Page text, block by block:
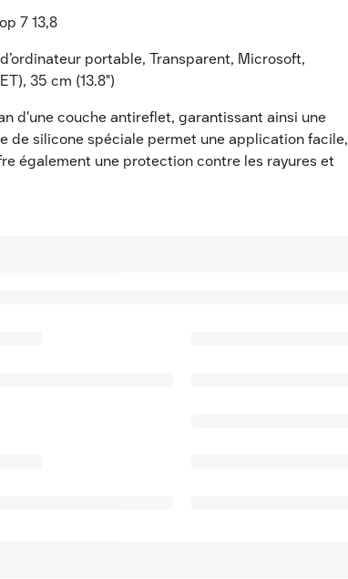
7 13,8
portable, Transparent, Microsoft,
35 cm (13.8")
d'une couche antireflet, garantissant ainsi une
de silicone spéciale permet une application facile,
également une protection contre les rayures et